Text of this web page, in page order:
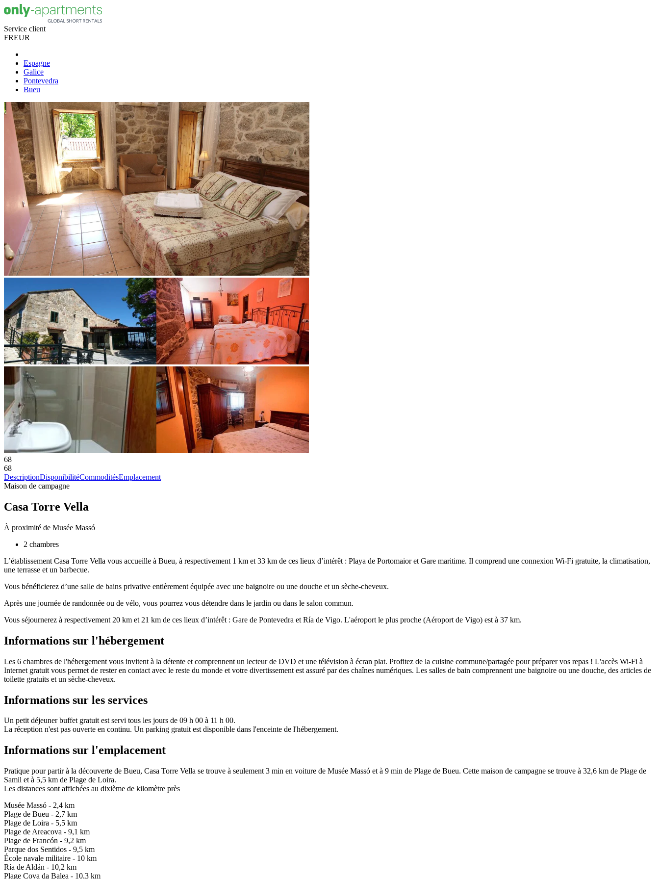
Service client
FREUR
Espagne
Galice
Pontevedra
Bueu
68
68
DescriptionDisponibilitéCommoditésEmplacement
Maison de campagne
Casa Torre Vella
À proximité de Musée Massó
2 chambres
L’établissement Casa Torre Vella vous accueille à Bueu, à respectivement 1 km et 33 km de ces lieux d’intérêt : Playa de Portomaior et Gare maritime. Il comprend une connexion Wi-Fi gratuite, la climatisation,
une terrasse et un barbecue.
Vous bénéficierez d’une salle de bains privative entièrement équipée avec une baignoire ou une douche et un sèche-cheveux.
Après une journée de randonnée ou de vélo, vous pourrez vous détendre dans le jardin ou dans le salon commun.
Vous séjournerez à respectivement 20 km et 21 km de ces lieux d’intérêt : Gare de Pontevedra et Ría de Vigo. L'aéroport le plus proche (Aéroport de Vigo) est à 37 km.
Informations sur l'hébergement
Les 6 chambres de l'hébergement vous invitent à la détente et comprennent un lecteur de DVD et une télévision à écran plat. Profitez de la cuisine commune/partagée pour préparer vos repas ! L'accès Wi-Fi à
Internet gratuit vous permet de rester en contact avec le reste du monde et votre divertissement est assuré par des chaînes numériques. Les salles de bain comprennent une baignoire ou une douche, des articles de
toilette gratuits et un sèche-cheveux.
Informations sur les services
Un petit déjeuner buffet gratuit est servi tous les jours de 09 h 00 à 11 h 00.
La réception n'est pas ouverte en continu. Un parking gratuit est disponible dans l'enceinte de l'hébergement.
Informations sur l'emplacement
Pratique pour partir à la découverte de Bueu, Casa Torre Vella se trouve à seulement 3 min en voiture de Musée Massó et à 9 min de Plage de Bueu. Cette maison de campagne se trouve à 32,6 km de Plage de
Samil et à 5,5 km de Plage de Loira.
Les distances sont affichées au dixième de kilomètre près
Musée Massó - 2,4 km
Plage de Bueu - 2,7 km
Plage de Loira - 5,5 km
Plage de Areacova - 9,1 km
Plage de Francón - 9,2 km
Parque dos Sentidos - 9,5 km
École navale militaire - 10 km
Ría de Aldán - 10,2 km
Plage Cova da Balea - 10,3 km